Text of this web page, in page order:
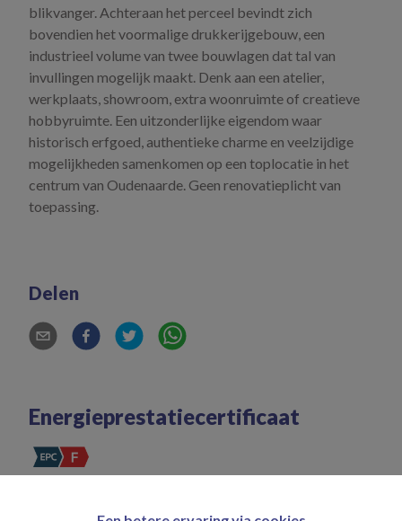
blikvanger. Achteraan het perceel bevindt zich
bovendien het voormalige drukkerijgebouw, een
industrieel volume van twee bouwlagen dat tal van
invullingen mogelijk maakt. Denk aan een atelier,
werkplaats, showroom, extra woonruimte of creatieve
hobbyruimte. Een uitzonderlijke eigendom waar
historisch erfgoed, authentieke charme en veelzijdige
mogelijkheden samenkomen op een toplocatie in het
centrum van Oudenaarde. Geen renovatieplicht van
toepassing.
Delen
Energieprestatiecertificaat